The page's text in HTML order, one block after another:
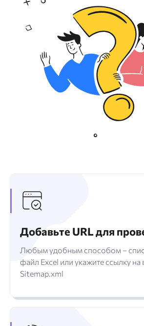
Добавьте URL для
Любым удобным способом –
файл Excel или укажите ссылку
Sitemap.xml